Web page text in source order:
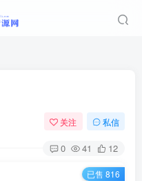
关注 私信
0 41 12
已售 816